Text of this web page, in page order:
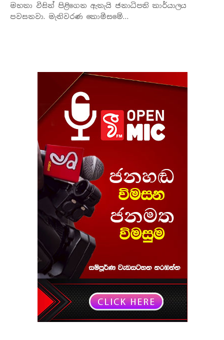
මහතා විසින් පිළිගෙන ඇතැයි ජනාධිපති කාර්යාලය
පවසනවා. මැතිවරණ කොමිසමේ…